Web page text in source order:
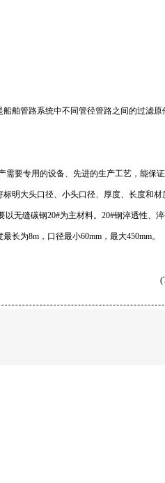
舶管路系统中不同管径管路之间的过滤
需要专用的设备、先进的生产工艺，能保
明大头口径、小头口径、厚度、长度和材
无缝碳钢20#为主材料。20#钢淬透性、
为8m，口径最小60mm，最大450mm。